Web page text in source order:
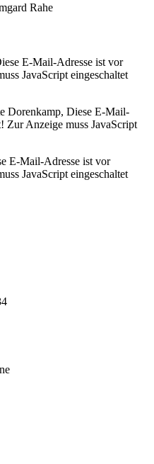
Rahe
E-Mail-Adresse ist vor
JavaScript eingeschaltet
Dorenkamp, Diese E-Mail-
Zur Anzeige muss JavaScript
E-Mail-Adresse ist vor
JavaScript eingeschaltet